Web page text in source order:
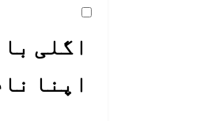
اگلی
اپنا